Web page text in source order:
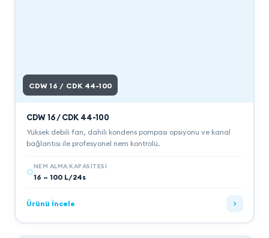
CDW 16 / CDK 44-100
CDW 16 / CDK 44-100
Yüksek debili fan, dahili kondens pompası opsiyonu ve kanal
bağlantısı ile profesyonel nem kontrolü.
NEM ALMA KAPASITESI
16 – 100 L/24s
Ürünü İncele